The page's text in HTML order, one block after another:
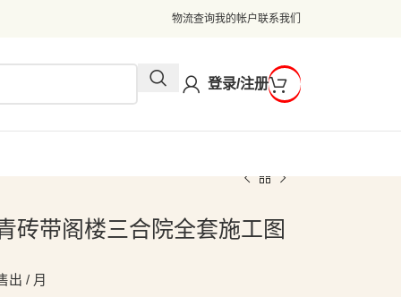
物流查询我的帐户联系我们
登录/注册
砖带阁楼三合院全套施工图
出 / 月